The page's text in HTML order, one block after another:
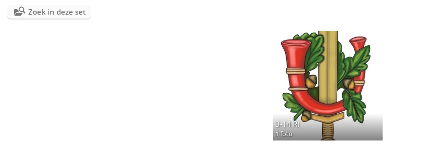
Zoek in deze set
3-14 RI
1 foto